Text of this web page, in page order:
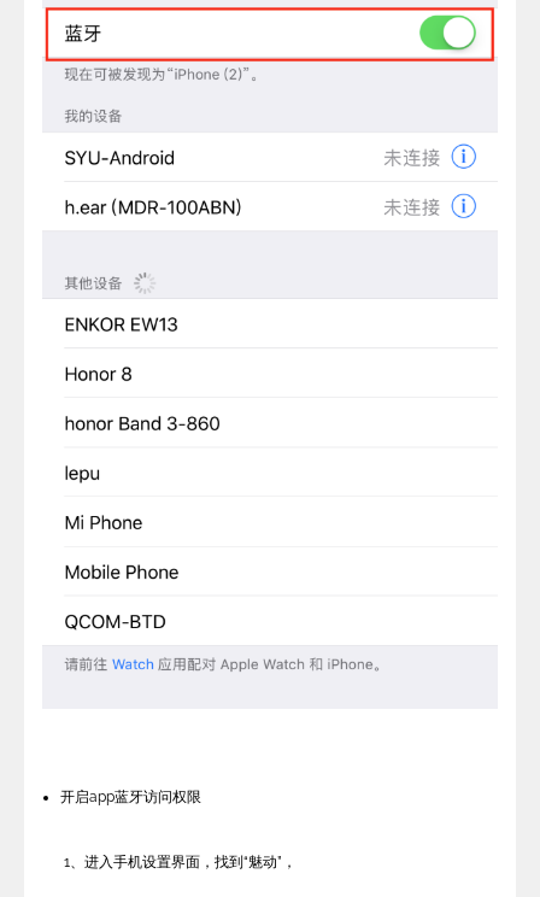
开启app蓝牙访问权限
1、进入手机设置界面，找到“魅动”，